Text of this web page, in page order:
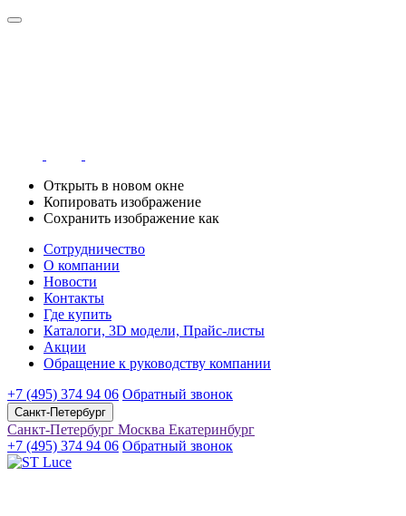
Открыть в новом окне
Копировать изображение
Сохранить изображение как
Сотрудничество
О компании
Новости
Контакты
Где купить
Каталоги, 3D модели, Прайс-листы
Акции
Обращение к руководству компании
+7 (495) 374 94 06 Обратный звонок
Санкт-Петербург
Санкт-Петербург Москва Екатеринбург
+7 (495) 374 94 06 Обратный звонок